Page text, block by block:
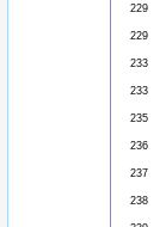
229
229
233
233
235
236
237
238